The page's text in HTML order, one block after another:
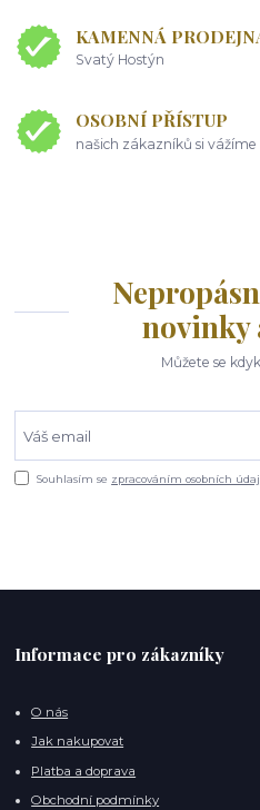
KAMENNÁ
Svatý Hostýn
OSOBNÍ PŘÍSTUP
našich zákazníků si vážíme
novinky
Můžete se
Souhlasím se zpracováním osobních
Informace pro zákazníky
O nás
Jak nakupovat
Platba a doprava
Obchodní podmínky